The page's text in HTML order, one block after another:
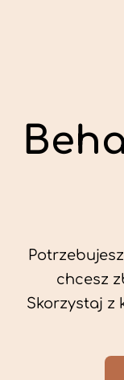
chcesz
Skorzystaj z